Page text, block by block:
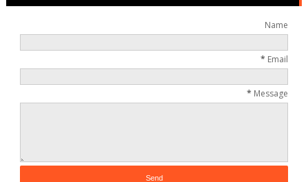
Name
Email
*
Message
*